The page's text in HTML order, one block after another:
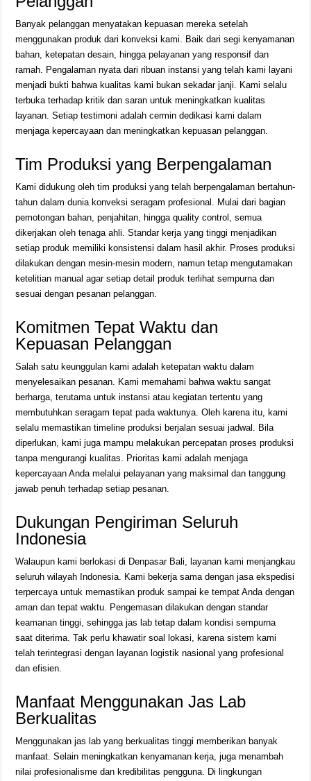
Banyak pelanggan menyatakan kepuasan mereka setelah
menggunakan produk dari konveksi kami. Baik dari segi kenyamanan
bahan, ketepatan desain, hingga pelayanan yang responsif dan
ramah. Pengalaman nyata dari ribuan instansi yang telah kami layani
menjadi bukti bahwa kualitas kami bukan sekadar janji. Kami selalu
terbuka terhadap kritik dan saran untuk meningkatkan kualitas
layanan. Setiap testimoni adalah cermin dedikasi kami dalam
menjaga kepercayaan dan meningkatkan kepuasan pelanggan.
Tim Produksi yang Berpengalaman
Kami didukung oleh tim produksi yang telah berpengalaman bertahun-
tahun dalam dunia konveksi seragam profesional. Mulai dari bagian
pemotongan bahan, penjahitan, hingga quality control, semua
dikerjakan oleh tenaga ahli. Standar kerja yang tinggi menjadikan
setiap produk memiliki konsistensi dalam hasil akhir. Proses produksi
dilakukan dengan mesin-mesin modern, namun tetap mengutamakan
ketelitian manual agar setiap detail produk terlihat sempurna dan
sesuai dengan pesanan pelanggan.
Komitmen Tepat Waktu dan
Kepuasan Pelanggan
Salah satu keunggulan kami adalah ketepatan waktu dalam
menyelesaikan pesanan. Kami memahami bahwa waktu sangat
berharga, terutama untuk instansi atau kegiatan tertentu yang
membutuhkan seragam tepat pada waktunya. Oleh karena itu, kami
selalu memastikan timeline produksi berjalan sesuai jadwal. Bila
diperlukan, kami juga mampu melakukan percepatan proses produksi
tanpa mengurangi kualitas. Prioritas kami adalah menjaga
kepercayaan Anda melalui pelayanan yang maksimal dan tanggung
jawab penuh terhadap setiap pesanan.
Dukungan Pengiriman Seluruh
Indonesia
Walaupun kami berlokasi di Denpasar Bali, layanan kami menjangkau
seluruh wilayah Indonesia. Kami bekerja sama dengan jasa ekspedisi
terpercaya untuk memastikan produk sampai ke tempat Anda dengan
aman dan tepat waktu. Pengemasan dilakukan dengan standar
keamanan tinggi, sehingga jas lab tetap dalam kondisi sempurna
saat diterima. Tak perlu khawatir soal lokasi, karena sistem kami
telah terintegrasi dengan layanan logistik nasional yang profesional
dan efisien.
Manfaat Menggunakan Jas Lab
Berkualitas
Menggunakan jas lab yang berkualitas tinggi memberikan banyak
manfaat. Selain meningkatkan kenyamanan kerja, juga menambah
nilai profesionalisme dan kredibilitas pengguna. Di lingkungan